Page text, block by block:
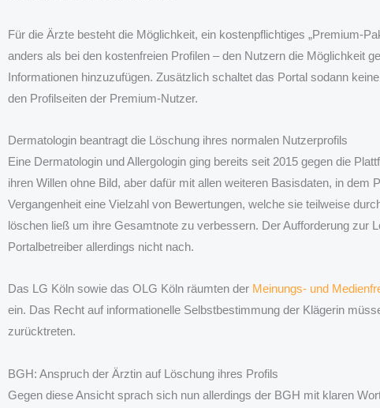
Für die Ärzte besteht die Möglichkeit, ein kostenpflichtiges „Premium-
anders als bei den kostenfreien Profilen – den Nutzern die Möglichkeit
Informationen hinzuzufügen. Zusätzlich schaltet das Portal sodann
den Profilseiten der Premium-Nutzer.
Dermatologin beantragt die Löschung ihres normalen Nutzerprofils
Eine Dermatologin und Allergologin ging bereits seit 2015 gegen die
ihren Willen ohne Bild, aber dafür mit allen weiteren Basisdaten, in dem
Vergangenheit eine Vielzahl von Bewertungen, welche sie teilweise
löschen ließ um ihre Gesamtnote zu verbessern. Der Aufforderung zur
Portalbetreiber allerdings nicht nach.
Das LG Köln sowie das OLG Köln räumten der Meinungs- und
ein. Das Recht auf informationelle Selbstbestimmung der Klägerin
zurücktreten.
BGH: Anspruch der Ärztin auf Löschung ihres Profils
Gegen diese Ansicht sprach sich nun allerdings der BGH mit klaren